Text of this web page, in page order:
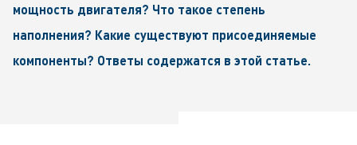
мощность двигателя? Что такое степень
наполнения? Какие существуют присоединяемые
компоненты? Ответы содержатся в этой статье.